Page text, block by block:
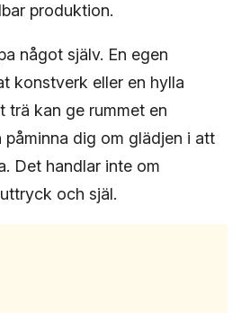
produktion.
något själv. En egen
konstverk eller en hylla
trä kan ge rummet en
påminna dig om glädjen i att
Det handlar inte om
och själ.